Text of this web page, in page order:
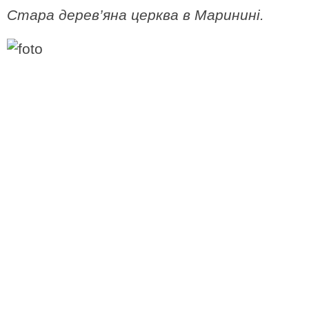
Стара дерев’яна церква в Маринині.